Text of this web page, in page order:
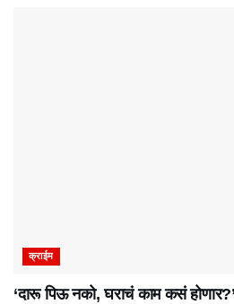
क्राईम
‘दारू पिऊ नको, घराचं काम कसं